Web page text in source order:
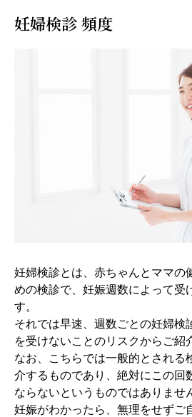
妊婦検診 頻度
妊婦検診とは、赤ちゃんとママの
めの検診で、妊娠週数によって受
す。
それでは早速、週数ごとの妊婦検
を受けないことのリスクからご紹
なお、こちらでは一般的とされる
介するものであり、絶対にこの回
ならないというものではありませ
妊娠がわかったら、無理をせずご